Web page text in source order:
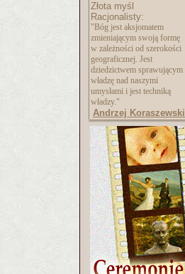
Złota myśl
Racjonalisty:
"Bóg jest aksjomatem
zmieniającym swoją formę
w zależności od szerokości
geograficznej. Jest
dziedzictwem sprawującym
władzę nad naszymi
umysłami i jest techniką
władzy."
Andrzej Koraszewski